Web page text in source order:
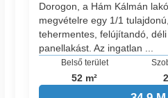
Dorogon, a Hám Kálmán
megvételre egy 1/1
tehermentes, felújítandó,
panellakást. Az ingatlan ...
Belső terület
52 m² 2